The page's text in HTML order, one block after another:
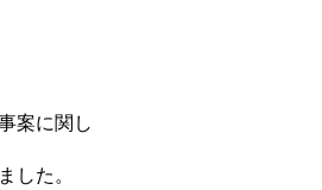
案に関し
した。